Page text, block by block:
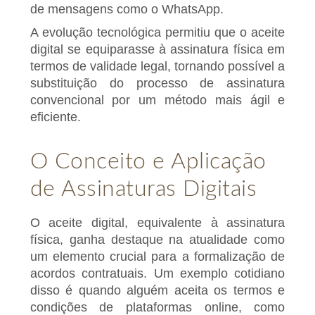
de mensagens como o WhatsApp.
A evolução tecnológica permitiu que o aceite
digital se equiparasse à assinatura física em
termos de validade legal, tornando possível a
substituição do processo de assinatura
convencional por um método mais ágil e
eficiente.
O Conceito e Aplicação
de Assinaturas Digitais
O aceite digital, equivalente à assinatura
física, ganha destaque na atualidade como
um elemento crucial para a formalização de
acordos contratuais. Um exemplo cotidiano
disso é quando alguém aceita os termos e
condições de plataformas online, como